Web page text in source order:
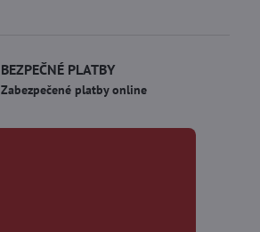
BEZPEČNÉ PLATBY
Zabezpečené platby online